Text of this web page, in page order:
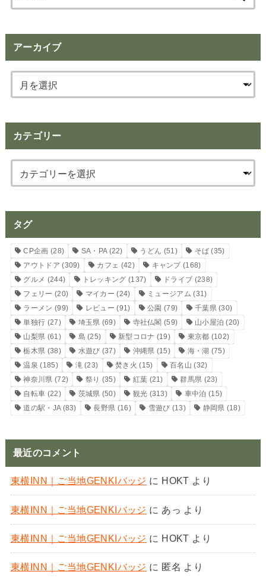
索:
アーカイブ
カテゴリー
タグ
CP企画 (28) SA・PA(22) うどん (51) そば (35)
アウトドア (309) カフェ (42) キャンプ(168)
グルメ (244) トレッキング (137) ドライブ (238)
フェリー (20) マイカー (24) ミュージアム (31)
ラーメン (99) レビュー (91) 公園 (79) 千葉県(30)
単独行 (27) 埼玉県 (69) 寺社仏閣 (59) 山小屋泊 (20)
山梨県 (61) 島 (25) 新型コロナ (19) 東京都 (102)
栃木県 (38) 水遊び (37) 沖縄県 (15) 海・湖 (75)
温泉 (185) 滝(23) 焚き火 (15) 百名山 (32)
神奈川県 (72) 祭り (35) 紅葉 (21) 群馬県 (23)
自転車 (22) 茨城県 (50) 観光 (313) 車中泊 (15)
道の駅・JA(83) 長野県 (16) 雪遊び (13) 静岡県 (18)
最近のコメント
東横INN｜ご当地GENKIバッジ に HOKT より
東横INN｜ご当地GENKIバッジ に あっ より
東横INN｜ご当地GENKIバッジ に HOKT より
東横INN｜ご当地GENKIバッジ に 匿名 より